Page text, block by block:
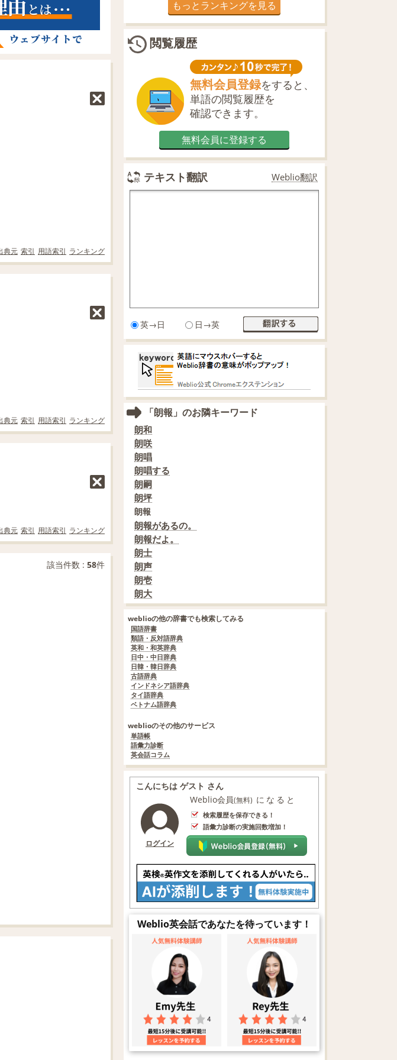
典元 索引 用語索引 ランキング
典元 索引 用語索引 ランキング
典元 索引 用語索引 ランキング
該当件数 : 58件
もっとランキングを見る
閲覧履歴
無料会員登録をすると、
単語の閲覧履歴を
確認できます。
無料会員に登録する
テキスト翻訳 Weblio翻訳
英→日 日→英
「朗報」のお隣キーワード
朗和
朗咲
朗唱
朗唱する
朗嗣
朗坪
朗報
朗報があるの。
朗報だよ。
朗士
朗声
朗壱
朗大
weblioの他の辞書でも検索してみる
国語辞書
類語・反対語辞典
英和・和英辞典
日中・中日辞典
日韓・韓日辞典
古語辞典
インドネシア語辞典
タイ語辞典
ベトナム語辞典
weblioのその他のサービス
単語帳
語彙力診断
英会話コラム
こんにちは ゲスト さん
ログイン
Weblio会員(無料) になると
検索履歴を保存できる！
語彙力診断の実施回数増加！
Weblio英会話であなたを待っています！